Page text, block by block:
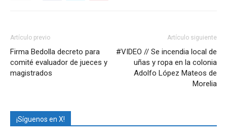
Artículo previo
Firma Bedolla decreto para
comité evaluador de jueces y
magistrados
Artículo siguiente
#VIDEO // Se incendia local de
uñas y ropa en la colonia
Adolfo López Mateos de
Morelia
¡Síguenos en X!